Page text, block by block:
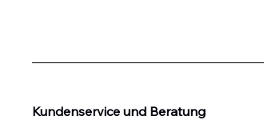
Kundenservice und Beratung